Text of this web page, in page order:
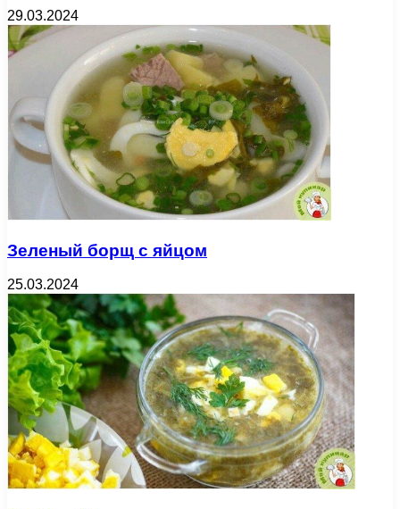
29.03.2024
Зеленый борщ с яйцом
25.03.2024